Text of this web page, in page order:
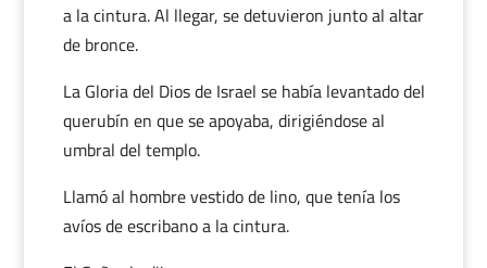
a la cintura. Al llegar, se detuvieron junto al altar
de bronce.
La Gloria del Dios de Israel se había levantado del
querubín en que se apoyaba, dirigiéndose al
umbral del templo.
Llamó al hombre vestido de lino, que tenía los
avíos de escribano a la cintura.